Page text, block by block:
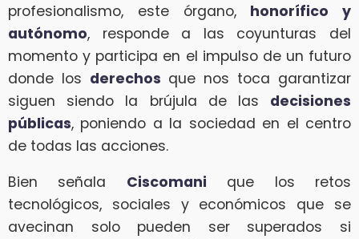
profesionalismo, este órgano, honorífico y
autónomo, responde a las coyunturas del
momento y participa en el impulso de un futuro
donde los derechos que nos toca garantizar
siguen siendo la brújula de las decisiones
públicas, poniendo a la sociedad en el centro
de todas las acciones.
Bien señala Ciscomani que los retos
tecnológicos, sociales y económicos que se
avecinan solo pueden ser superados si